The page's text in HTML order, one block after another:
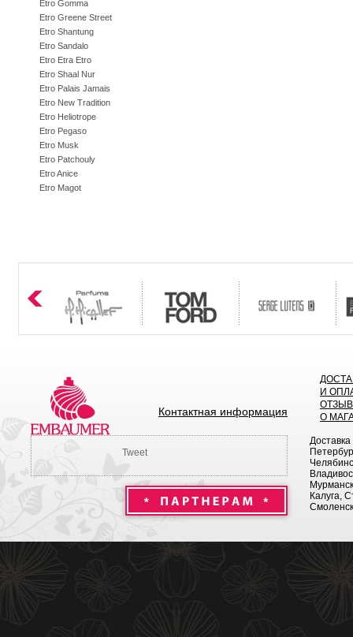
Etro Gomma
Etro Greene Street
Etro Shantung
Etro Sandalo
Etro Etra Etro
Etro Shaal Nur
Etro Palais Jamais
Etro New Tradition
Etro Heliotrope
Etro Pegaso
Etro Musk
Etro Patchouly
Etro Anice
Etro Magot
Контактная информация
И
О
Tweet
Калуга,